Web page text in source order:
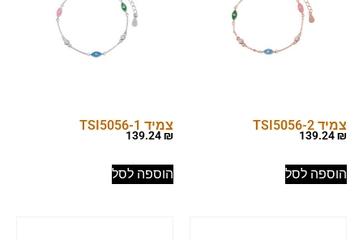
צמיד TSI5056-2
139.24₪
הוספה לסל
צמיד TSI5056-1
139.24₪
הוספה לסל